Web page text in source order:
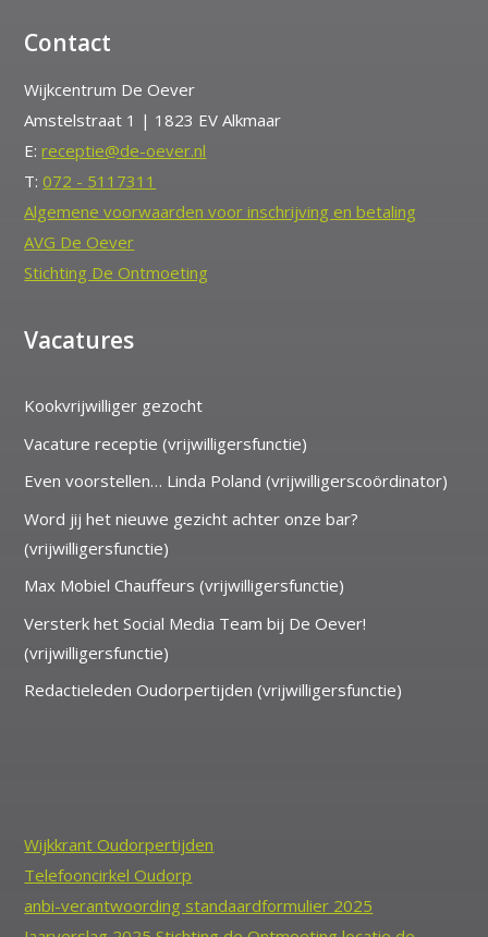
Contact
Wijkcentrum De Oever
Amstelstraat 1 | 1823 EV Alkmaar
E: receptie@de-oever.nl
T: 072 - 5117311
Algemene voorwaarden voor inschrijving en betaling
AVG De Oever
Stichting De Ontmoeting
Vacatures
Kookvrijwilliger gezocht
Vacature receptie (vrijwilligersfunctie)
Even voorstellen… Linda Poland (vrijwilligerscoördinator)
Word jij het nieuwe gezicht achter onze bar?
(vrijwilligersfunctie)
Max Mobiel Chauffeurs (vrijwilligersfunctie)
Versterk het Social Media Team bij De Oever!
(vrijwilligersfunctie)
Redactieleden Oudorpertijden (vrijwilligersfunctie)
Wijkkrant Oudorpertijden
Telefooncirkel Oudorp
anbi-verantwoording standaardformulier 2025